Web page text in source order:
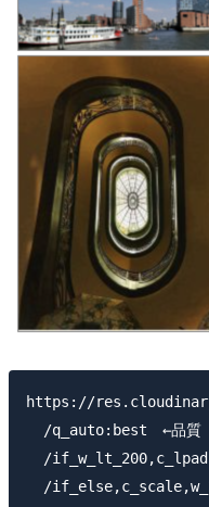
https://
/q_auto:best　←品質
/
/